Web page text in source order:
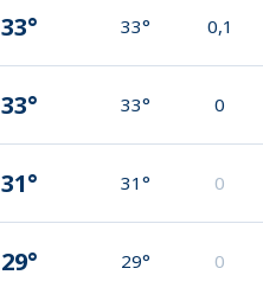
33° 33° 0,1
33° 33° 0
31° 31° 0
29° 29° 0